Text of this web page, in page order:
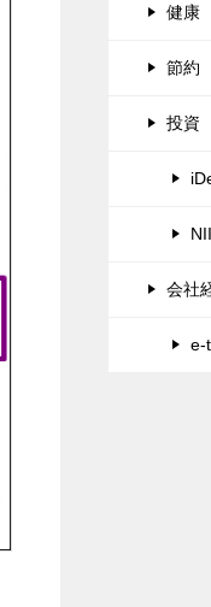
健康
節約
投資
会社
e-